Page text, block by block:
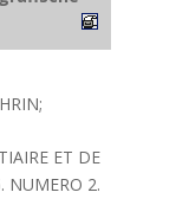
ET DE
NUMERO 2.